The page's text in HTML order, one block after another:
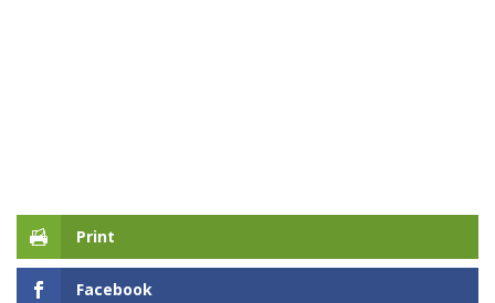
Print
Facebook